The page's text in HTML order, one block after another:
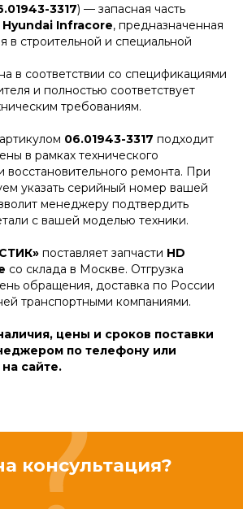
3317) — запасная часть
Hyundai Infracore, предназначенная
в строительной и специальной
в соответствии со спецификациями
и полностью соответствует
требованиям.
06.01943-3317 подходит
в рамках технического
восстановительного ремонта. При
указать серийный номер вашей
менеджеру подтвердить
с вашей моделью техники.
поставляет запчасти HD
со склада в Москве. Отгрузка
обращения, доставка по России
транспортными компаниями.
цены и сроков поставки
по телефону или
на сайте.
консультация?